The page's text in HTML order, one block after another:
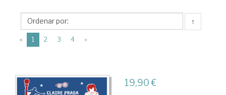
Filología
y
lingüística.
y
↑
« 1 (current)
2 3 4 »
19,90 €